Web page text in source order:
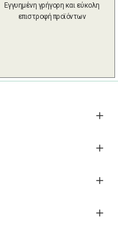
Εγγυημένη γρήγορη και εύκολη
επιστροφή προϊόντων